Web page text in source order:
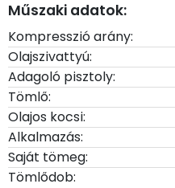
Műszaki adatok:
Kompresszió arány:
Olajszivattyú:
Adagoló pisztoly:
Tömlő:
Olajos kocsi:
Alkalmazás:
Saját tömeg:
Tömlődob: